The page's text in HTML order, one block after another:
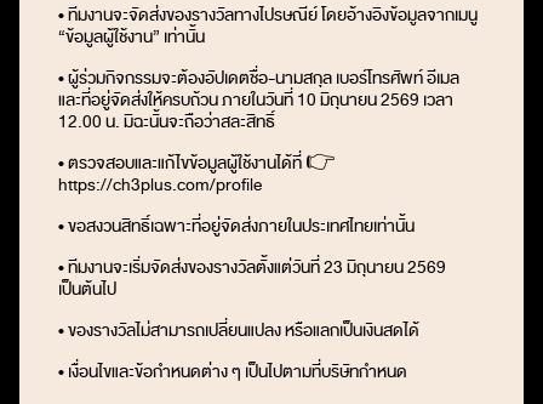
• ทีมงานจะจัดส่งของรางวัลทางไปรษณีย์ โดยอ้างอิงข้อมูลจากเมนู
“ข้อมูลผู้ใช้งาน” เท่านั้น
• ผู้ร่วมกิจกรรมจะต้องอัปเดตชื่อ-นามสกุล เบอร์โทรศัพท์ อีเมล
และที่อยู่จัดส่งให้ครบถ้วน ภายในวันที่ 10 มิถุนายน 2569 เวลา
12.00 น. มิฉะนั้นจะถือว่าสละสิทธิ์
• ตรวจสอบและแก้ไขข้อมูลผู้ใช้งานได้ที่ 👉
https://ch3plus.com/profile
• ขอสงวนสิทธิ์เฉพาะที่อยู่จัดส่งภายในประเทศไทยเท่านั้น
• ทีมงานจะเริ่มจัดส่งของรางวัลตั้งแต่วันที่ 23 มิถุนายน 2569
เป็นต้นไป
• ของรางวัลไม่สามารถเปลี่ยนแปลง หรือแลกเป็นเงินสดได้
• เงื่อนไขและข้อกำหนดต่าง ๆ เป็นไปตามที่บริษัทกำหนด